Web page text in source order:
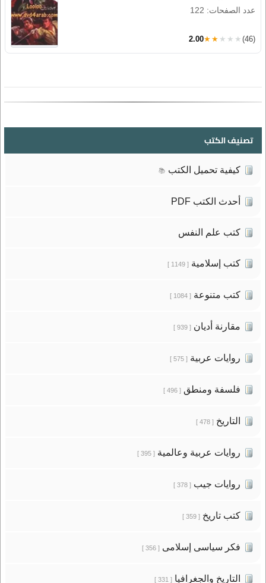
عدد الصفحات: 122
2.00★★★★★ (46)
تصنيف الكتب
كيفية تحميل الكتب 📚
أحدث الكتب PDF
كتب علم النفس
كتب إسلامية[ 1149 ]
كتب متنوعة[ 1084 ]
مقارنة أديان[ 939 ]
روايات عربية[ 575 ]
فلسفة ومنطق[ 496 ]
التاريخ[ 478 ]
روايات عربية وعالمية[ 395 ]
روايات جيب[ 378 ]
كتب تاريخ[ 359 ]
فكر سياسى إسلامى[ 356 ]
التاريخ والجغرافيا[ 331 ]